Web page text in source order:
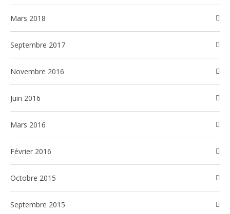
mars 2018
septembre 2017
novembre 2016
juin 2016
mars 2016
février 2016
octobre 2015
septembre 2015